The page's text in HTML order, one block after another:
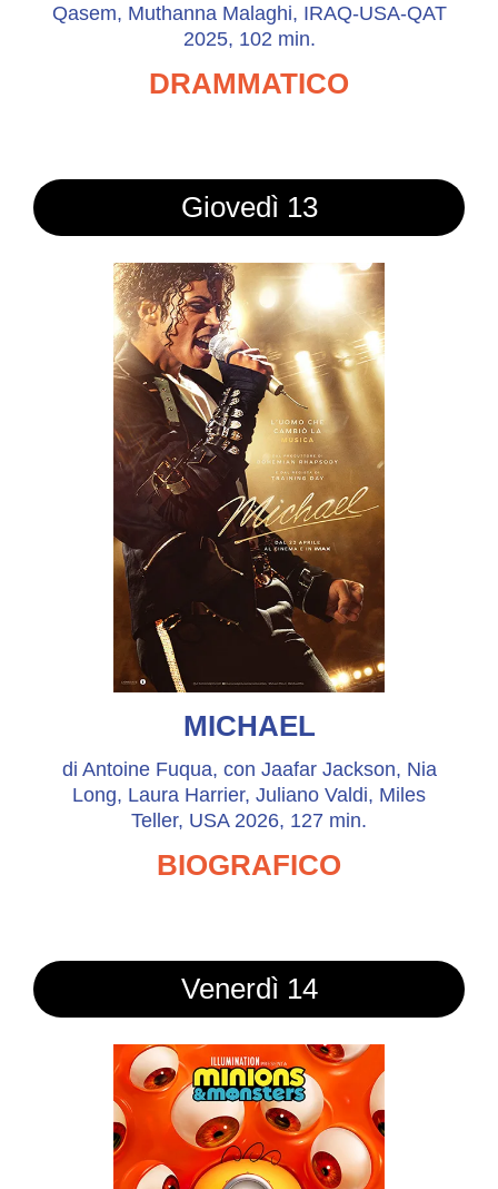
Qasem, Muthanna Malaghi, IRAQ-USA-QAT
2025, 102 min.
DRAMMATICO
Giovedì 13
MICHAEL
di Antoine Fuqua, con Jaafar Jackson, Nia
Long, Laura Harrier, Juliano Valdi, Miles
Teller, USA 2026, 127 min.
BIOGRAFICO
Venerdì 14